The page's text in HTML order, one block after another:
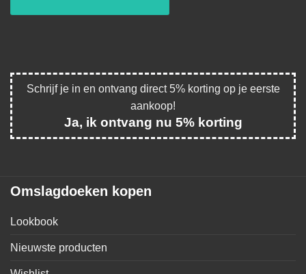
Schrijf je in en ontvang direct 5% korting op je eerste
aankoop!
Ja, ik ontvang nu 5% korting
Omslagdoeken kopen
Lookbook
Nieuwste producten